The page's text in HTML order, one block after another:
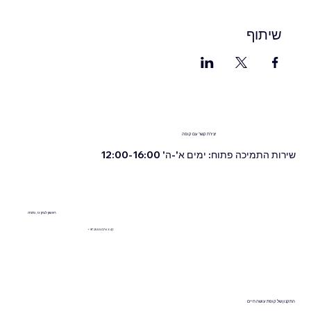
שיתוף
התקנון שלקופת עושה חיים
ראשון לציון 13, נתניה
+972555076342
יצירת קשר עם קופה
שירות התמיכה פתוח: ימים א'-ה' 12:00-16:00